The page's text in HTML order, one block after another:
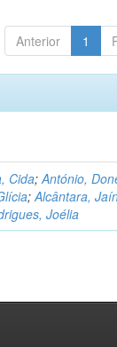
Anterior 1
Cida;António,
;Alcântara,
Joélia